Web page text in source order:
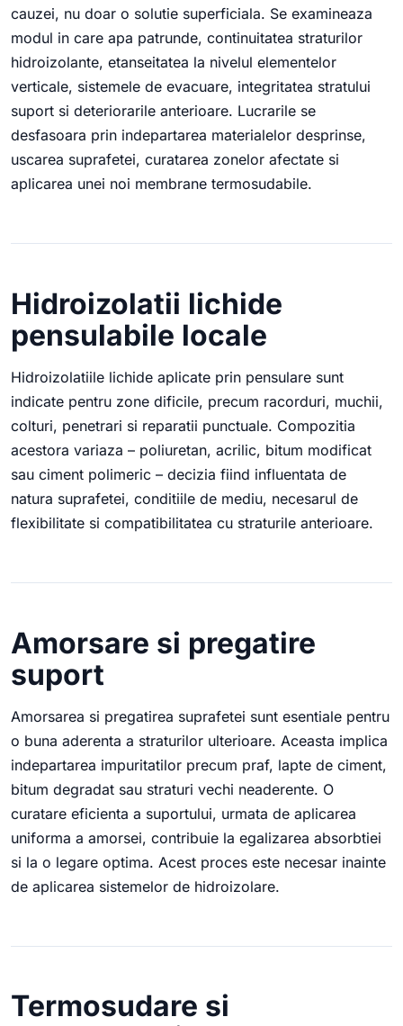
cauzei, nu doar o solutie superficiala. Se examineaza
modul in care apa patrunde, continuitatea straturilor
hidroizolante, etanseitatea la nivelul elementelor
verticale, sistemele de evacuare, integritatea stratului
suport si deteriorarile anterioare. Lucrarile se
desfasoara prin indepartarea materialelor desprinse,
uscarea suprafetei, curatarea zonelor afectate si
aplicarea unei noi membrane termosudabile.
Hidroizolatii lichide
pensulabile locale
Hidroizolatiile lichide aplicate prin pensulare sunt
indicate pentru zone dificile, precum racorduri, muchii,
colturi, penetrari si reparatii punctuale. Compozitia
acestora variaza – poliuretan, acrilic, bitum modificat
sau ciment polimeric – decizia fiind influentata de
natura suprafetei, conditiile de mediu, necesarul de
flexibilitate si compatibilitatea cu straturile anterioare.
Amorsare si pregatire
suport
Amorsarea si pregatirea suprafetei sunt esentiale pentru
o buna aderenta a straturilor ulterioare. Aceasta implica
indepartarea impuritatilor precum praf, lapte de ciment,
bitum degradat sau straturi vechi neaderente. O
curatare eficienta a suportului, urmata de aplicarea
uniforma a amorsei, contribuie la egalizarea absorbtiei
si la o legare optima. Acest proces este necesar inainte
de aplicarea sistemelor de hidroizolare.
Termosudare si